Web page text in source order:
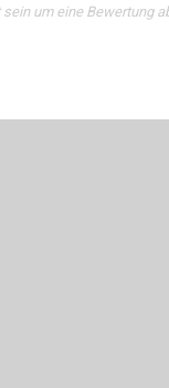
um eine Bewertung